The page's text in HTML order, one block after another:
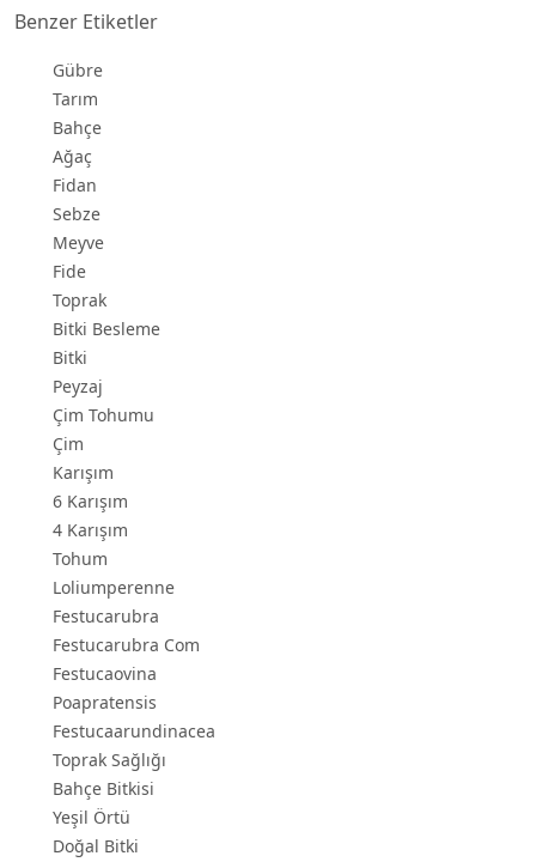
Benzer Etiketler
Gübre
Tarım
Bahçe
Ağaç
Fidan
Sebze
Meyve
Fide
Toprak
Bitki Besleme
Bitki
Peyzaj
Çim Tohumu
Çim
Karışım
6 Karışım
4 Karışım
Tohum
Loliumperenne
Festucarubra
Festucarubra Com
Festucaovina
Poapratensis
Festucaarundinacea
Toprak Sağlığı
Bahçe Bitkisi
Yeşil Örtü
Doğal Bitki